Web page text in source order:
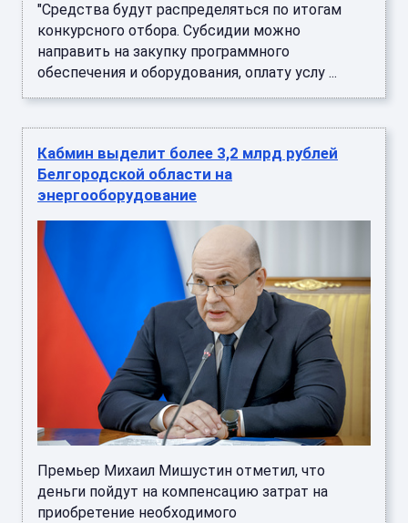
"Средства будут распределяться по итогам
конкурсного отбора. Субсидии можно
направить на закупку программного
обеспечения и оборудования, оплату услу ...
Кабмин выделит более 3,2 млрд рублей
Белгородской области на
энергооборудование
Премьер Михаил Мишустин отметил, что
деньги пойдут на компенсацию затрат на
приобретение необходимого